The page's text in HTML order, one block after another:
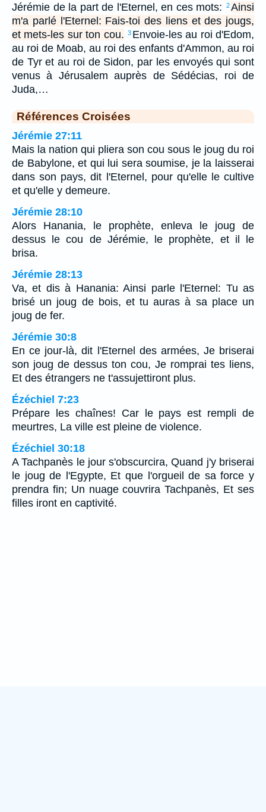
Jérémie de la part de l'Eternel, en ces mots: 2Ainsi
m'a parlé l'Eternel: Fais-toi des liens et des jougs,
et mets-les sur ton cou. 3 Envoie-les au roi d'Edom,
au roi de Moab, au roi des enfants d'Ammon, au roi
de Tyr et au roi de Sidon, par les envoyés qui sont
venus à Jérusalem auprès de Sédécias, roi de
Juda,…
Références Croisées
Jérémie 27:11
Mais la nation qui pliera son cou sous le joug du roi
de Babylone, et qui lui sera soumise, je la laisserai
dans son pays, dit l'Eternel, pour qu'elle le cultive
et qu'elle y demeure.
Jérémie 28:10
Alors Hanania, le prophète, enleva le joug de
dessus le cou de Jérémie, le prophète, et il le
brisa.
Jérémie 28:13
Va, et dis à Hanania: Ainsi parle l'Eternel: Tu as
brisé un joug de bois, et tu auras à sa place un
joug de fer.
Jérémie 30:8
En ce jour-là, dit l'Eternel des armées, Je briserai
son joug de dessus ton cou, Je romprai tes liens,
Et des étrangers ne t'assujettiront plus.
Ézéchiel 7:23
Prépare les chaînes! Car le pays est rempli de
meurtres, La ville est pleine de violence.
Ézéchiel 30:18
A Tachpanès le jour s'obscurcira, Quand j'y briserai
le joug de l'Egypte, Et que l'orgueil de sa force y
prendra fin; Un nuage couvrira Tachpanès, Et ses
filles iront en captivité.